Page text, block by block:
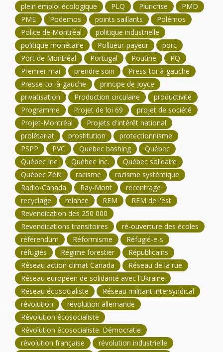
plein emploi écologique
PLQ Pluricrise
PMD
PME
Podemos points saillants
Polémos
Police de Montréal
politique industrielle
politique monétaire
Pollueur-payeur
porc
Port de Montréal
Portugal Poutine
PQ
Premier mai
prendre soin
Press-toi-à-gauche
Presse-toi-à-gauche
principe de Joyce
privatisation
Production circulaire
productivité
Programme
Projet de loi 69
projet de société
Projet-Montréal
Projets d'intérêt national
prolétariat
prostitution
protectionnisme
PSPP
PVC Quebec bashing
Québec
Québec Inc
Québec Inc.
Québec solidaire
Québec ZéN
racisme
racisme systémique
Radio-Canada
Ray-Mont
recentrage
recyclage
relance REM
REM de l'est
Revendication des 250 000
Revendications transitoires
ré-ouverture des écoles
référendum
Réformisme
Réfugié-e-s
réfugiés
Régime forestier
Républicains
Réseau action climat Canada
Réseau de la rue
Réseau européen de solidarité avec l’Ukraine
Réseau écosocialiste
Réseau militant intersyndical
révolution
révolution allemande
Révolution écosocialiste
Révolution écosocialiste. Démocratie
révolution française
révolution industrielle